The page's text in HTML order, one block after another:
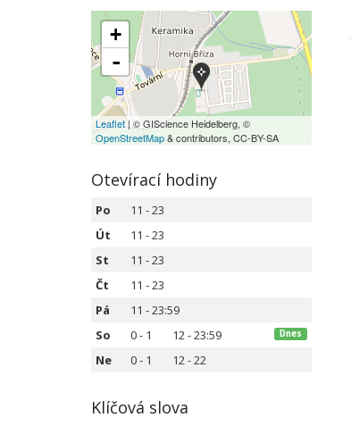
+
-
Leaflet | © GIScience Heidelberg, ©
OpenStreetMap& contributors, CC-BY-SA
Otevírací hodiny
Po
11 - 23
Út
11 - 23
St
11 - 23
Čt
11 - 23
Pá
11 - 23:59
So
0 - 1 12 - 23:59 Dnes
Ne 0 - 1 12 - 22
Klíčová slova